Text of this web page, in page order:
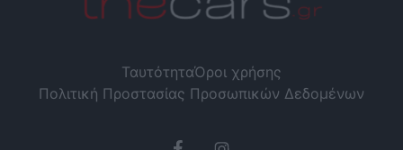
ΤαυτότηταΌροι χρήσης
Πολιτική Προστασίας Προσωπικών Δεδομένων